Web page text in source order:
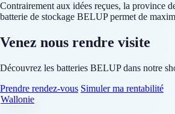
Contrairement aux idées reçues, la province
batterie de stockage BELUP permet de
Venez nous rendre visite
Découvrez les batteries BELUP dans notre
Prendre rendez-vous Simuler ma rentabilité
Wallonie